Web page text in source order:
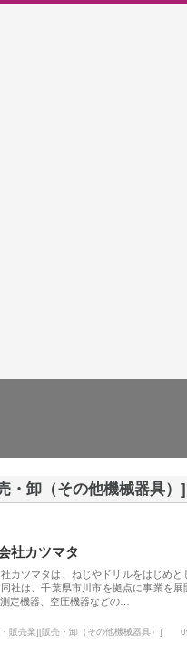
・卸（その他機械器具）
社カツマタ
カツマタは、ねじやドリルをはじめ
社は、千葉県市川市を拠点に事業を
定機器、空圧機器などの…
販売業][販売・卸（その他機械器具）]